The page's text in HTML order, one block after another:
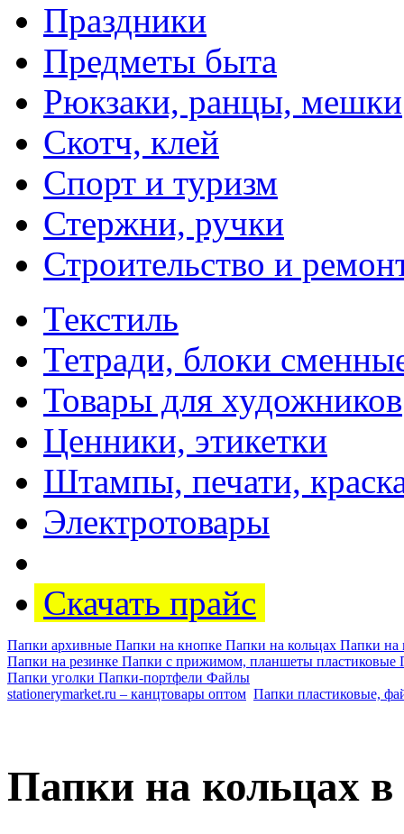
Праздники
Предметы быта
Рюкзаки, ранцы, мешки
Скотч, клей
Спорт и туризм
Стержни, ручки
Строительство и
Текстиль
Тетради, блоки
Товары для художников
Ценники, этикетки
Штампы, печати,
Электротовары
Скачать прайс
Папки архивные Папки на кнопке Папки на кольцах Папки на
Папки на резинке Папки с прижимом, планшеты пластиковые
Папки уголки Папки-портфели Файлы
stationerymarket.ru – канцтовары оптом Папки пластиковые,
Папки на кольцах в